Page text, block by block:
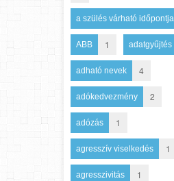
a szülés várható időpontja
ABB 1 adatgyűjtés
adható nevek 4
adókedvezmény 2
adózás 1
agresszív viselkedés 1
agresszivitás 1